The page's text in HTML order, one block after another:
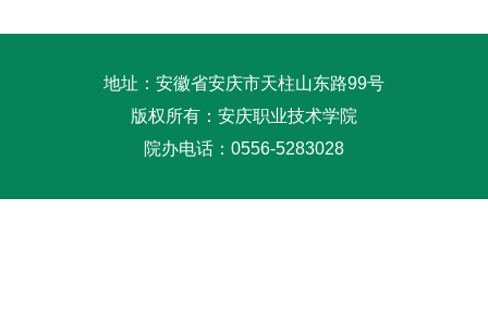
地址：安徽省安庆市天柱山东路99号
版权所有：安庆职业技术学院
院办电话：0556-5283028